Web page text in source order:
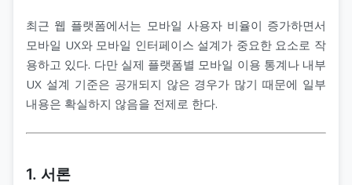
최근 웹 플랫폼에서는 모바일 사용자 비율이 증가하면서
모바일 UX와 모바일 인터페이스 설계가 중요한 요소로 작
용하고 있다. 다만 실제 플랫폼별 모바일 이용 통계나 내부
UX 설계 기준은 공개되지 않은 경우가 많기 때문에 일부
내용은 확실하지 않음을 전제로 한다.
1. 서론